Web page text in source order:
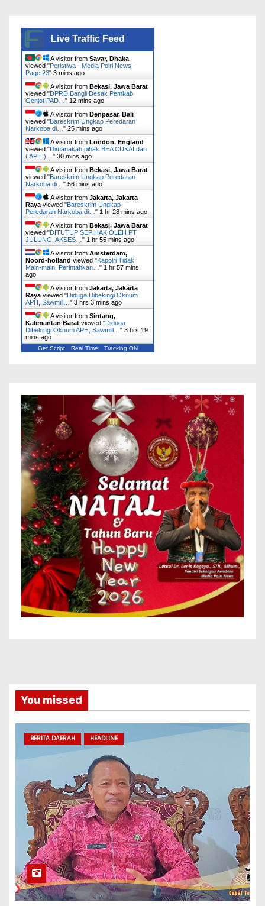
Live Traffic Feed
A visitor from Savar, Dhaka
viewed "Peristiwa - Media Polri News -
Page 23" 3 mins ago
A visitor from Bekasi, Jawa Barat
viewed "DPRD Bangli Desak Pemkab
Genjot PAD… " 12 mins ago
A visitor from Denpasar, Bali
viewed "Bareskrim Ungkap Peredaran
Narkoba di… " 25 mins ago
A visitor from London, England
viewed "Dimanakah pihak BEA CUKAI dan
( APH )… " 30 mins ago
A visitor from Bekasi, Jawa Barat
viewed "Bareskrim Ungkap Peredaran
Narkoba di… " 56 mins ago
A visitor from Jakarta, Jakarta
Raya viewed "Bareskrim Ungkap
Peredaran Narkoba di… " 1 hr 28 mins ago
A visitor from Bekasi, Jawa Barat
viewed "DITUTUP SEPIHAK OLEH PT
JULUNG, AKSES… " 1 hr 55 mins ago
A visitor from Amsterdam,
Noord-holland viewed "Kapolri Tidak
Main-main, Perintahkan… " 1 hr 57 mins
ago
A visitor from Jakarta, Jakarta
Raya viewed "Diduga Dibekingi Oknum
APH, Sawmill… " 3 hrs 4 mins ago
A visitor from Sintang,
Kalimantan Barat viewed "Diduga
Dibekingi Oknum APH, Sawmill… " 3 hrs 19
mins ago
Get Script Real Time Tracking ON
You missed
BERITA DAERAH HEADLINE